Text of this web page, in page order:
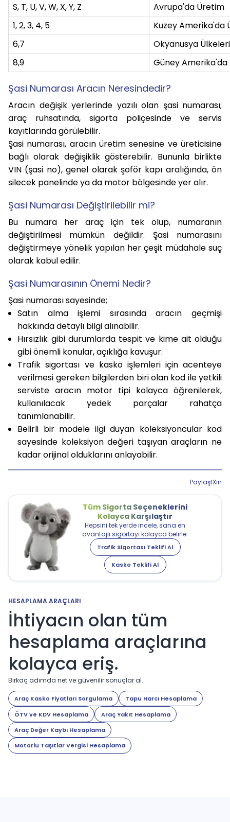
S, T, U, V, W, X, Y, Z
Avrupa'da Üretim
1, 2, 3, 4, 5
Kuzey Amerika'da
6,7
Okyanusya
8,9
Güney
Şasi Numarası Aracın Neresindedir?
Aracın değişik yerlerinde yazılı olan şasi numarası;
araç ruhsatında, sigorta poliçesinde ve servis
kayıtlarında görülebilir.
Şasi numarası, aracın üretim senesine ve üreticisine
bağlı olarak değişiklik gösterebilir. Bununla birlikte
VIN (şasi no), genel olarak şoför kapı aralığında, ön
silecek panelinde ya da motor bölgesinde yer alır.
Şasi Numarası Değiştirilebilir mi?
Bu numara her araç için tek olup, numaranın
değiştirilmesi mümkün değildir. Şasi numarasını
değiştirmeye yönelik yapılan her çeşit müdahale suç
olarak kabul edilir.
Şasi Numarasının Önemi Nedir?
Şasi numarası sayesinde;
Satın alma işlemi sırasında aracın geçmişi
hakkında detaylı bilgi alınabilir.
Hırsızlık gibi durumlarda tespit ve kime ait olduğu
gibi önemli konular, açıklığa kavuşur.
Trafik sigortası ve kasko işlemleri için acenteye
verilmesi gereken bilgilerden biri olan kod ile yetkili
serviste aracın motor tipi kolayca öğrenilerek,
kullanılacak yedek parçalar rahatça
tanımlanabilir.
Belirli bir modele ilgi duyan koleksiyoncular kod
sayesinde koleksiyon değeri taşıyan araçların ne
kadar orijinal olduklarını anlayabilir.
PaylaşfXin
Tüm Sigorta Seçeneklerini
Kolayca Karşılaştır
Hepsini tek yerde incele, sana en
avantajlı sigortayı kolayca belirle.
Trafik Sigortası Teklifi Al
Kasko Teklifi Al
HESAPLAMA ARAÇLARI
İhtiyacın olan tüm
hesaplama araçlarına
kolayca eriş.
Birkaç adımda net ve güvenilir sonuçlar al.
Araç Kasko Fiyatları Sorgulama
Tapu Harcı Hesaplama
ÖTV ve KDV Hesaplama
Araç Yakıt Hesaplama
Araç Değer Kaybı Hesaplama
Motorlu Taşıtlar Vergisi Hesaplama